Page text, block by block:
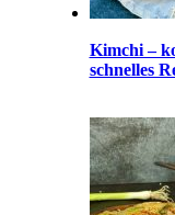
Kimchi –
schnelles